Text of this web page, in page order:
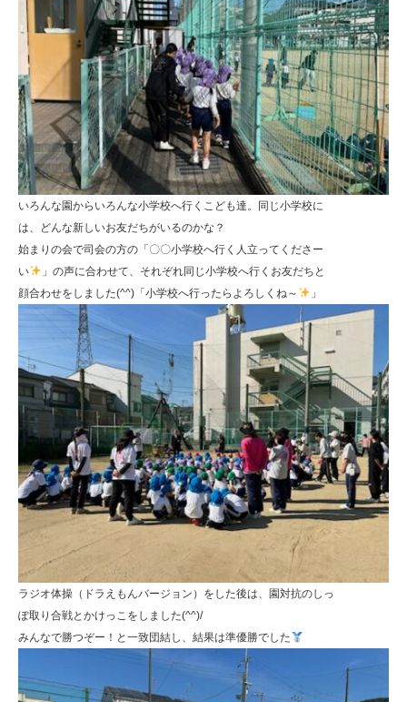
いろんな園からいろんな小学校へ行くこども達。同じ小学校に
は、どんな新しいお友だちがいるのかな？
始まりの会で司会の方の「〇〇小学校へ行く人立ってくださー
い
」の声に合わせて、それぞれ同じ小学校へ行くお友だちと
顔合わせをしました(^^)「小学校へ行ったらよろしくね～
」
ラジオ体操（ドラえもんバージョン）をした後は、園対抗のしっ
ぽ取り合戦とかけっこをしました(^^)/
みんなで勝つぞー！と一致団結し、結果は準優勝でした